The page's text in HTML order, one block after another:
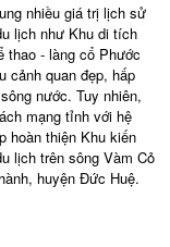
nhiều giá trị lịch sử
lịch như Khu di tích
thao - làng cổ Phước
cảnh quan đẹp, hấp
nước. Tuy nhiên,
mạng tỉnh với hệ
hoàn thiện Khu kiến
lịch trên sông Vàm Cỏ
huyện Đức Huệ.